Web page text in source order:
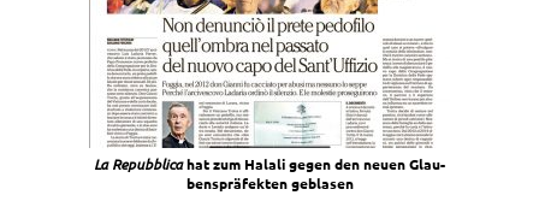
La Repubbli­cahat zum Hala­li gegen den neu­en Glau­
bens­prä­fek­ten geblasen